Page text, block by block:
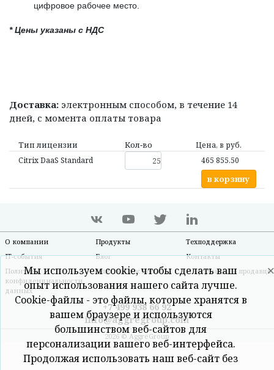
цифровое рабочее место.
* Цены указаны с НДС
Доставка: электронным способом, в течение 14
дней, с момента оплаты товара
Тип лицензии Кол‑во
Цена, в руб.
Citrix DaaS Standard
465 855.50
в корзину
+7 499 938 66 92
info@aggregroup.com
О компании Продукты
Техподдержка
IT-события
Блог
Контакты
Политика
конфиденциальности
данных
Оплата и доставка Информация о продавце
2026 © AggreGroup
Мы используем cookie, чтобы сделать ваш
опыт использования нашего сайта лучше.
Cookie-файлы - это файлы, которые хранятся в
вашем браузере и используются
большинством веб-сайтов для
персонализации вашего веб-интерфейса.
Продолжая использовать наш веб-сайт без